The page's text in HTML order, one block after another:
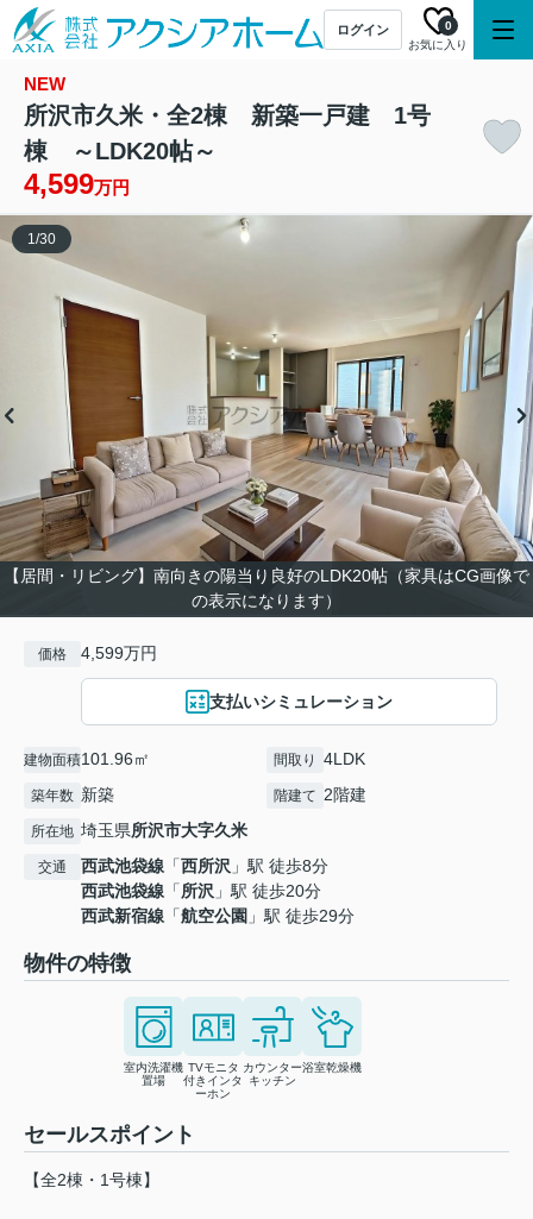
ログイン
お気に入り
0
NEW
所沢市久米・全2棟 新築一戸建 1号
棟 ～LDK20帖～
4,599万円
【居間・リビング】南向きの陽当り良好のLDK20帖（家具はCG画像で
の表示になります）
1/30
価格 4,599万円
支払いシミュレーション
建物面積101.96㎡ 間取り 4LDK
築年数 新築 階建て 2階建
所在地 埼玉県所沢市大字久米
交通 西武池袋線 「西所沢 」駅 徒歩8分
西武池袋線 「所沢 」駅 徒歩20分
西武新宿線 「航空公園 」駅 徒歩29分
物件の特徴
室内洗濯機
置場
TVモニタ
付きインタ
ーホン
カウンター
キッチン
浴室乾燥機
セールスポイント
【全2棟・1号棟】